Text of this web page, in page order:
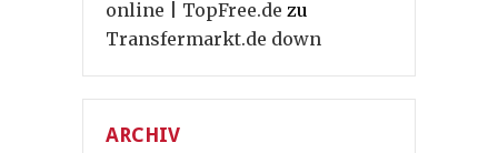
online | TopFree.de zu
Transfermarkt.de down
ARCHIV